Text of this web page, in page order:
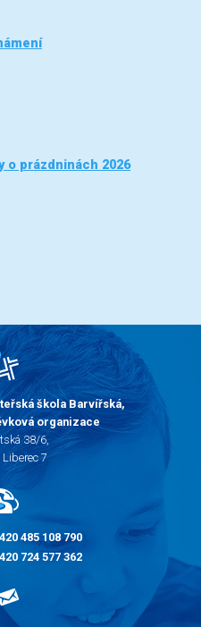
o prázdninách 2026
škola Barvířská,
organizace
38/6,
7
485 108 790
724 577 362